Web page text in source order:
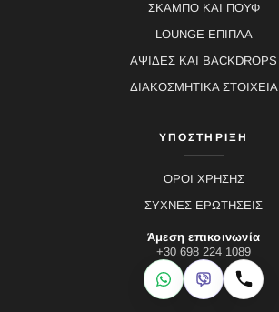
ΣΚΑΜΠΟ ΚΑΙ ΠΟΥΦ
LOUNGE ΕΠΙΠΛΑ
ΑΨΙΔΕΣ ΚΑΙ BACKDROPS
ΔΙΑΚΟΣΜΗΤΙΚΑ ΣΤΟΙΧΕΙΑ
ΥΠΟΣΤΗΡΙΞΗ
ΟΡΟΙ ΧΡΗΣΗΣ
ΣΥΧΝΕΣ ΕΡΩΤΗΣΕΙΣ
Άμεση επικοινωνία
+30 698 224 1089
WhatsApp
Viber Κλήση